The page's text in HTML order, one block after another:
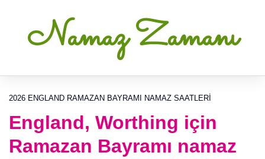
Namaz Zamanı
2026 ENGLAND RAMAZAN BAYRAMI NAMAZ SAATLERI
England, Worthing için
Ramazan Bayramı namaz